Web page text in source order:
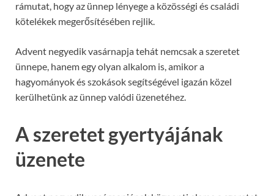
rámutat, hogy az ünnep lényege a közösségi és családi
kötelékek megerősítésében rejlik.
Advent negyedik vasárnapja tehát nemcsak a szeretet
ünnepe, hanem egy olyan alkalom is, amikor a
hagyományok és szokások segítségével igazán közel
kerülhetünk az ünnep valódi üzenetéhez.
A szeretet gyertyájának
üzenete